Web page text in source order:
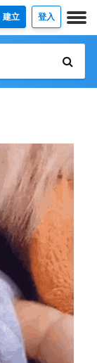
建立 登入